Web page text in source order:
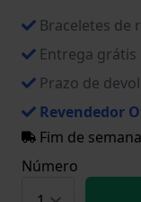
Braceletes de
Entrega grátis
Prazo de
Revendedor
Fim de
Número